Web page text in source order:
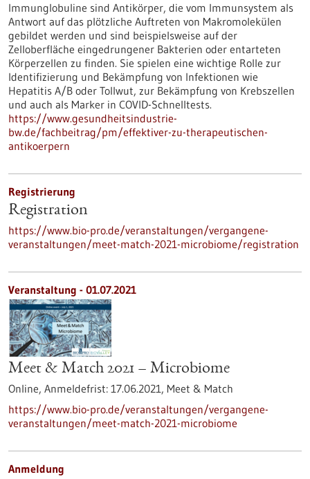
Immunglobuline sind Antikörper, die vom Immunsystem als
Antwort auf das plötzliche Auftreten von Makromolekülen
gebildet werden und sind beispielsweise auf der
Zelloberfläche eingedrungener Bakterien oder entarteten
Körperzellen zu finden. Sie spielen eine wichtige Rolle zur
Identifizierung und Bekämpfung von Infektionen wie
Hepatitis A/B oder Tollwut, zur Bekämpfung von Krebszellen
und auch als Marker in COVID-Schnelltests.
https://www.gesundheitsindustrie-
bw.de/fachbeitrag/pm/effektiver-zu-therapeutischen-
antikoerpern
Registrierung
Registration
https://www.bio-pro.de/veranstaltungen/vergangene-
veranstaltungen/meet-match-2021-microbiome/registration
Veranstaltung - 01.07.2021
Meet & Match 2021 – Microbiome
Online, Anmeldefrist: 17.06.2021, Meet & Match
https://www.bio-pro.de/veranstaltungen/vergangene-
veranstaltungen/meet-match-2021-microbiome
Anmeldung